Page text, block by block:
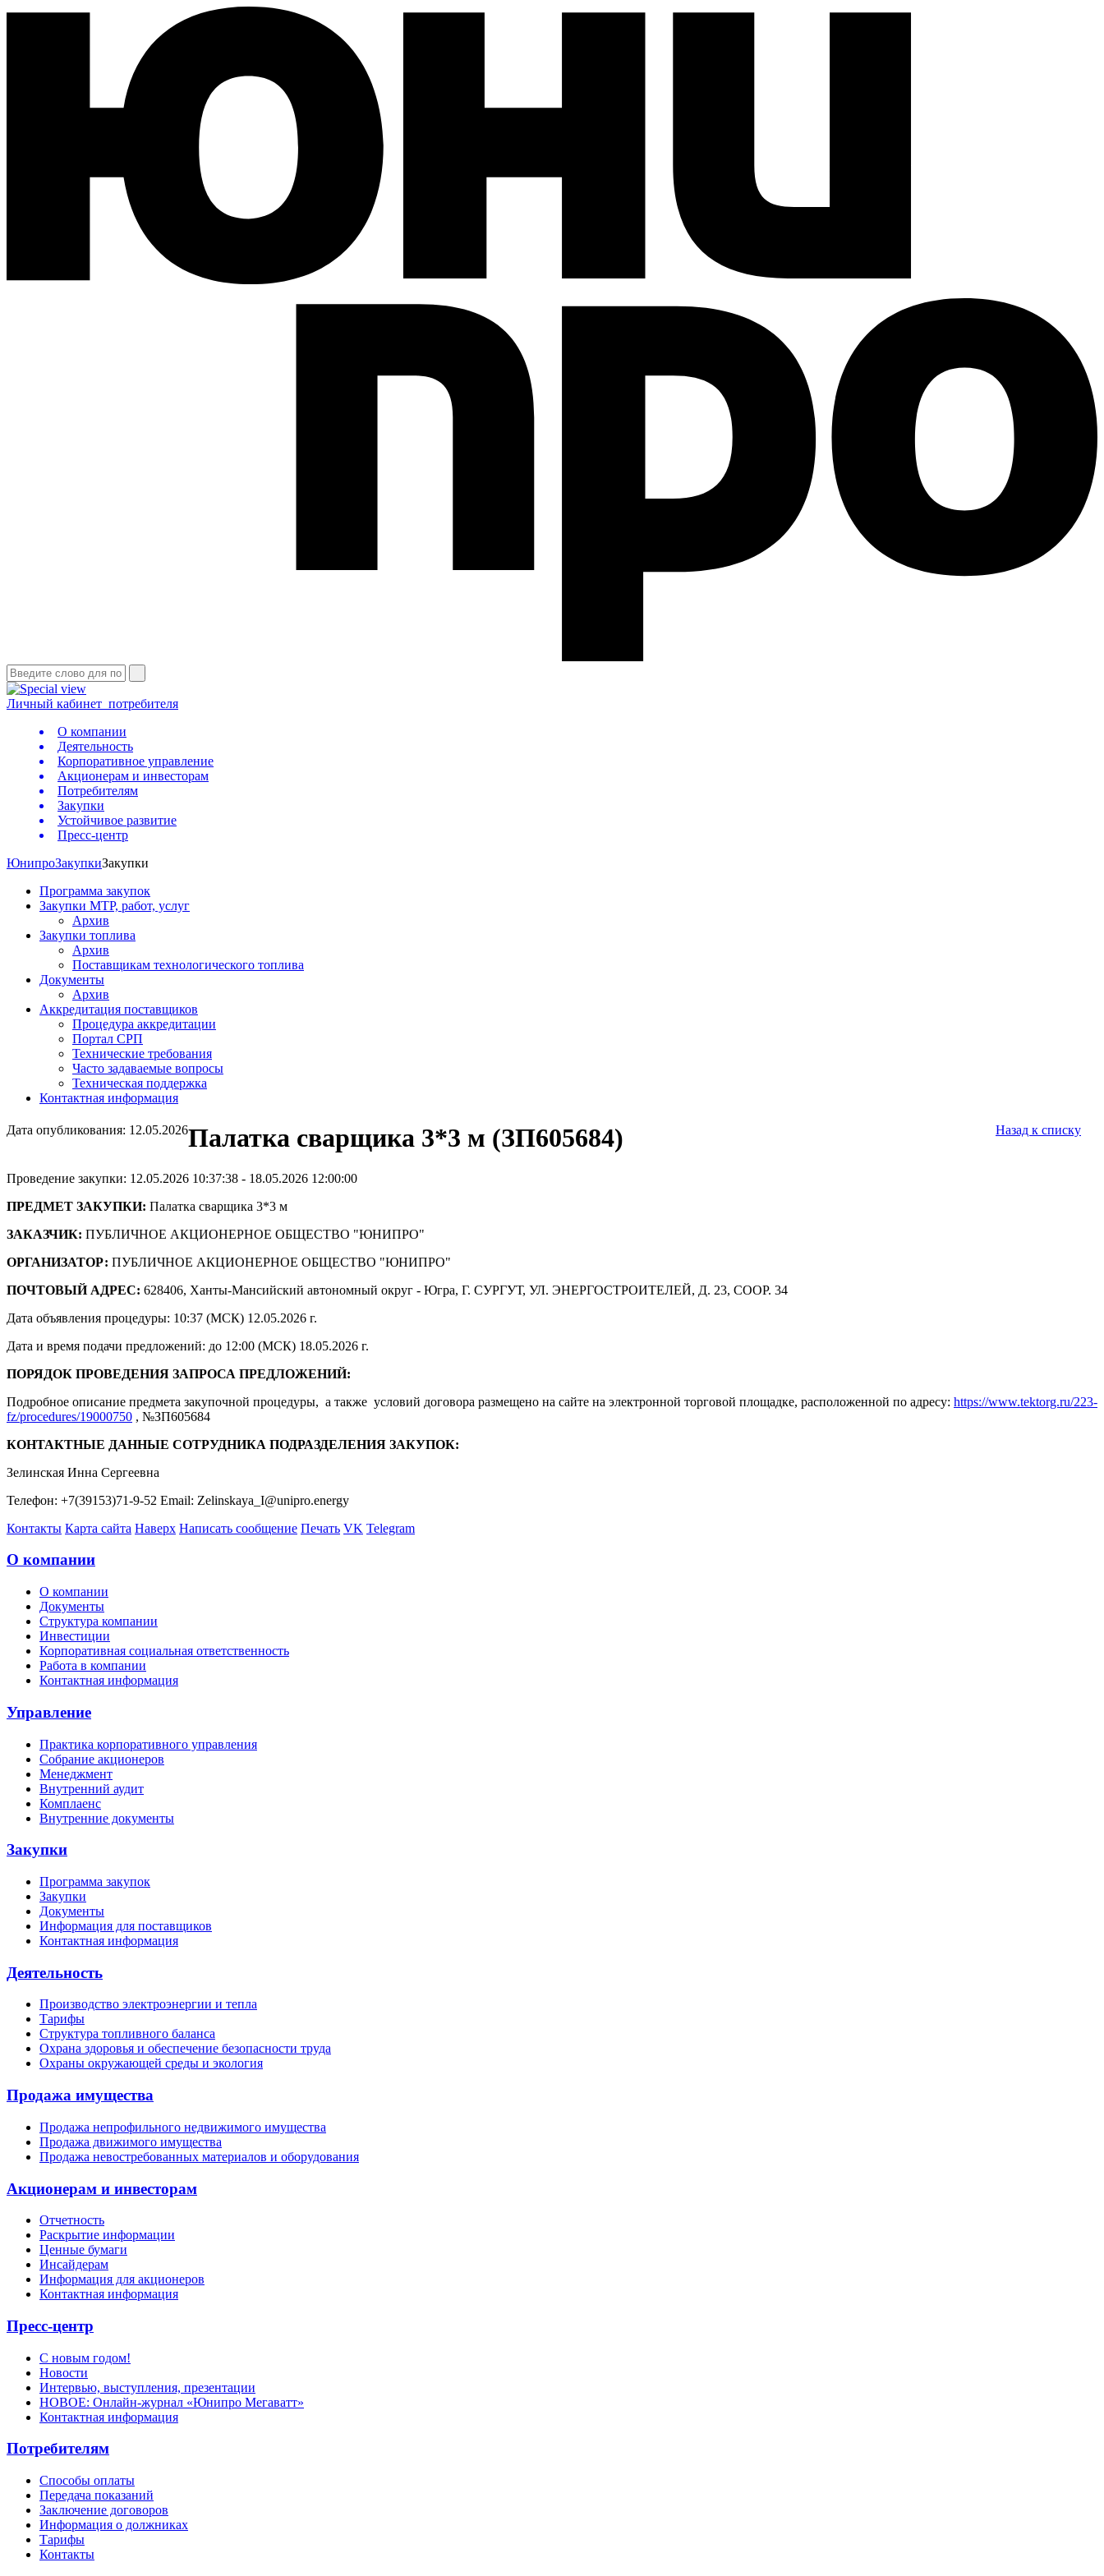
Личный кабинет потребителя
О компании
Деятельность
Корпоративное управление
Акционерам и инвесторам
Потребителям
Закупки
Устойчивое развитие
Пресс-центр
ЮнипроЗакупкиЗакупки
Программа закупок
Закупки МТР, работ, услуг
Архив
Закупки топлива
Архив
Поставщикам технологического топлива
Документы
Архив
Аккредитация поставщиков
Процедура аккредитации
Портал СРП
Технические требования
Часто задаваемые вопросы
Техническая поддержка
Контактная информация
Дата опубликования: 12.05.2026 Назад к списку
Палатка сварщика 3*3 м (ЗП605684)
Проведение закупки: 12.05.2026 10:37:38 - 18.05.2026 12:00:00
ПРЕДМЕТ ЗАКУПКИ: Палатка сварщика 3*3 м
ЗАКАЗЧИК: ПУБЛИЧНОЕ АКЦИОНЕРНОЕ ОБЩЕСТВО "ЮНИПРО"
ОРГАНИЗАТОР: ПУБЛИЧНОЕ АКЦИОНЕРНОЕ ОБЩЕСТВО "ЮНИПРО"
ПОЧТОВЫЙ АДРЕС: 628406, Ханты-Мансийский автономный округ - Югра, Г. СУРГУТ, УЛ. ЭНЕРГОСТРОИТЕЛЕЙ, Д. 23, СООР. 34
Дата объявления процедуры: 10:37 (МСК) 12.05.2026 г.
Дата и время подачи предложений: до 12:00 (МСК) 18.05.2026 г.
ПОРЯДОК ПРОВЕДЕНИЯ ЗАПРОСА ПРЕДЛОЖЕНИЙ:
Подробное описание предмета закупочной процедуры, а также условий договора размещено на сайте на электронной торговой площадке, расположенной по адресу: https://www.tektorg.ru/223-
fz/procedures/19000750 , №ЗП605684
КОНТАКТНЫЕ ДАННЫЕ СОТРУДНИКА ПОДРАЗДЕЛЕНИЯ ЗАКУПОК:
Зелинская Инна Сергеевна
Телефон: +7(39153)71-9-52 Email: Zelinskaya_I@unipro.energy
Контакты Карта сайта Наверх Написать сообщение Печать VK Telegram
О компании
О компании
Документы
Структура компании
Инвестиции
Корпоративная социальная ответственность
Работа в компании
Контактная информация
Управление
Практика корпоративного управления
Собрание акционеров
Менеджмент
Внутренний аудит
Комплаенс
Внутренние документы
Закупки
Программа закупок
Закупки
Документы
Информация для поставщиков
Контактная информация
Деятельность
Производство электроэнергии и тепла
Тарифы
Структура топливного баланса
Охрана здоровья и обеспечение безопасности труда
Охраны окружающей среды и экология
Продажа имущества
Продажа непрофильного недвижимого имущества
Продажа движимого имущества
Продажа невостребованных материалов и оборудования
Акционерам и инвесторам
Отчетность
Раскрытие информации
Ценные бумаги
Инсайдерам
Информация для акционеров
Контактная информация
Пресс-центр
С новым годом!
Новости
Интервью, выступления, презентации
НОВОЕ: Онлайн-журнал «Юнипро Мегаватт»
Контактная информация
Потребителям
Способы оплаты
Передача показаний
Заключение договоров
Информация о должниках
Тарифы
Контакты